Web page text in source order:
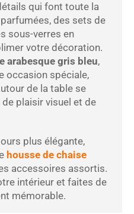
qui font toute la
des sets de
sous-verres en
votre décoration.
arabesque gris bleu,
occasion spéciale,
de la table se
plaisir visuel et de
plus élégante,
housse de chaise
accessoires assortis.
intérieur et faites de
mémorable.